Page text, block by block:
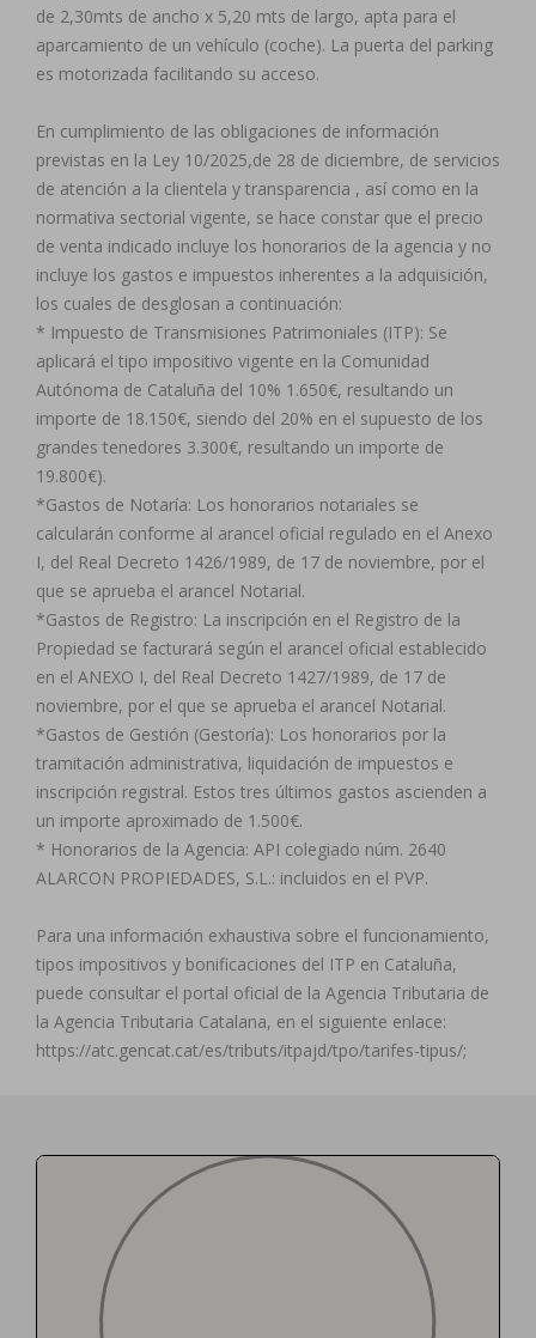
de 2,30mts de ancho x 5,20 mts de largo, apta para el
aparcamiento de un vehículo (coche). La puerta del parking
es motorizada facilitando su acceso.
En cumplimiento de las obligaciones de información
previstas en la Ley 10/2025,de 28 de diciembre, de servicios
de atención a la clientela y transparencia , así como en la
normativa sectorial vigente, se hace constar que el precio
de venta indicado incluye los honorarios de la agencia y no
incluye los gastos e impuestos inherentes a la adquisición,
los cuales de desglosan a continuación:
* Impuesto de Transmisiones Patrimoniales (ITP): Se
aplicará el tipo impositivo vigente en la Comunidad
Autónoma de Cataluña del 10% 1.650€, resultando un
importe de 18.150€, siendo del 20% en el supuesto de los
grandes tenedores 3.300€, resultando un importe de
19.800€).
*Gastos de Notaría: Los honorarios notariales se
calcularán conforme al arancel oficial regulado en el Anexo
I, del Real Decreto 1426/1989, de 17 de noviembre, por el
que se aprueba el arancel Notarial.
*Gastos de Registro: La inscripción en el Registro de la
Propiedad se facturará según el arancel oficial establecido
en el ANEXO I, del Real Decreto 1427/1989, de 17 de
noviembre, por el que se aprueba el arancel Notarial.
*Gastos de Gestión (Gestoría): Los honorarios por la
tramitación administrativa, liquidación de impuestos e
inscripción registral. Estos tres últimos gastos ascienden a
un importe aproximado de 1.500€.
* Honorarios de la Agencia: API colegiado núm. 2640
ALARCON PROPIEDADES, S.L.: incluidos en el PVP.
Para una información exhaustiva sobre el funcionamiento,
tipos impositivos y bonificaciones del ITP en Cataluña,
puede consultar el portal oficial de la Agencia Tributaria de
la Agencia Tributaria Catalana, en el siguiente enlace:
https://atc.gencat.cat/es/tributs/itpajd/tpo/tarifes-tipus/;